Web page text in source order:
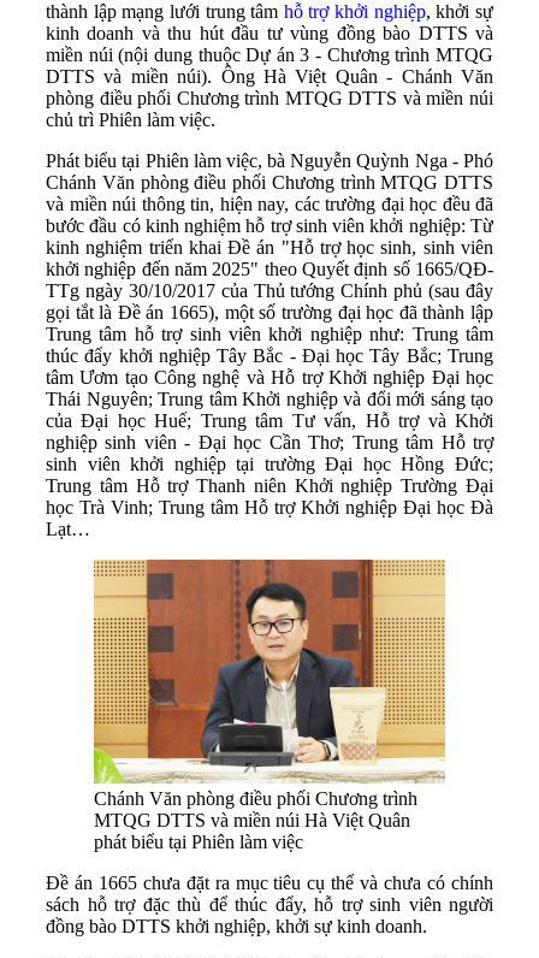
thành lập mạng lưới trung tâm hỗ trợ khởi nghiệp, khởi sự
kinh doanh và thu hút đầu tư vùng đồng bào DTTS và
miền núi (nội dung thuộc Dự án 3 - Chương trình MTQG
DTTS và miền núi). Ông Hà Việt Quân - Chánh Văn
phòng điều phối Chương trình MTQG DTTS và miền núi
chủ trì Phiên làm việc.
Phát biểu tại Phiên làm việc, bà Nguyễn Quỳnh Nga - Phó
Chánh Văn phòng điều phối Chương trình MTQG DTTS
và miền núi thông tin, hiện nay, các trường đại học đều đã
bước đầu có kinh nghiệm hỗ trợ sinh viên khởi nghiệp: Từ
kinh nghiệm triển khai Đề án "Hỗ trợ học sinh, sinh viên
khởi nghiệp đến năm 2025" theo Quyết định số 1665/QĐ-
TTg ngày 30/10/2017 của Thủ tướng Chính phủ (sau đây
gọi tắt là Đề án 1665), một số trường đại học đã thành lập
Trung tâm hỗ trợ sinh viên khởi nghiệp như: Trung tâm
thúc đẩy khởi nghiệp Tây Bắc - Đại học Tây Bắc; Trung
tâm Ươm tạo Công nghệ và Hỗ trợ Khởi nghiệp Đại học
Thái Nguyên; Trung tâm Khởi nghiệp và đổi mới sáng tạo
của Đại học Huế; Trung tâm Tư vấn, Hỗ trợ và Khởi
nghiệp sinh viên - Đại học Cần Thơ; Trung tâm Hỗ trợ
sinh viên khởi nghiệp tại trường Đại học Hồng Đức;
Trung tâm Hỗ trợ Thanh niên Khởi nghiệp Trường Đại
học Trà Vinh; Trung tâm Hỗ trợ Khởi nghiệp Đại học Đà
Lạt…
Chánh Văn phòng điều phối Chương trình
MTQG DTTS và miền núi Hà Việt Quân
phát biểu tại Phiên làm việc
Đề án 1665 chưa đặt ra mục tiêu cụ thể và chưa có chính
sách hỗ trợ đặc thù để thúc đẩy, hỗ trợ sinh viên người
đồng bào DTTS khởi nghiệp, khởi sự kinh doanh.